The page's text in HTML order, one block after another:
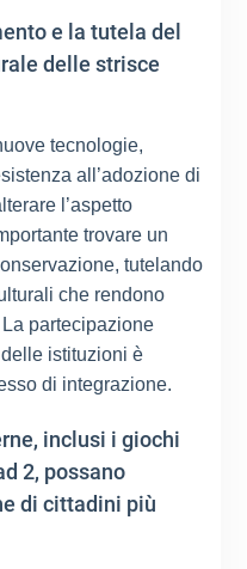
e la tutela del
delle strisce
tecnologie,
all’adozione di
l’aspetto
trovare un
tutelando
che rendono
partecipazione
istituzioni è
di integrazione.
inclusi i giochi
2, possano
di cittadini più